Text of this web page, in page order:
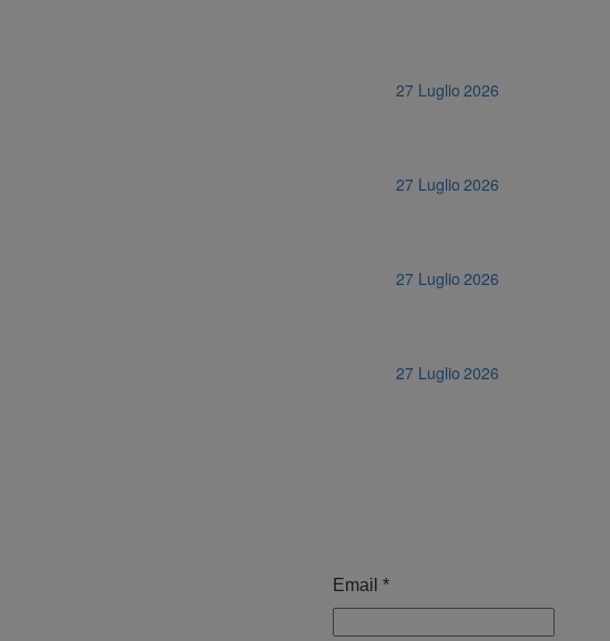
27 Luglio 2026
27 Luglio 2026
27 Luglio 2026
27 Luglio 2026
Email *